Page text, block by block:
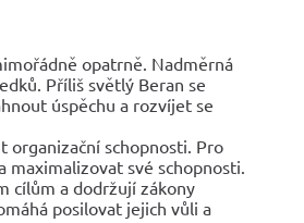
opatrně. Nadměrná
Příliš světlý Beran se
úspěchu a rozvíjet se
schopnosti. Pro
své schopnosti.
cílům a dodržují zákony
posilovat jejich vůli a